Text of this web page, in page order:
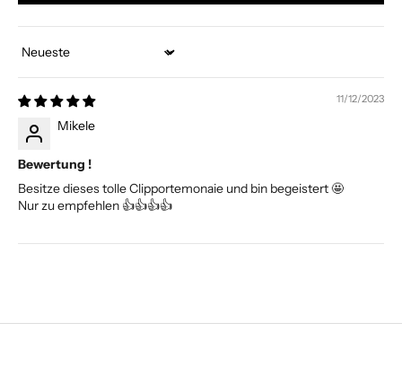
Sort by
11/12/2023
Mikele
Bewertung !
Besitze dieses tolle Clipportemonaie und bin begeistert 🤩
Nur zu empfehlen 👍👍👍👍